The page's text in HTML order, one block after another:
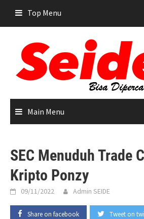
content
Top Menu
Main Menu
SEC Menuduh Trade
Kripto Ponzy
09/11/2022 Admin SEIDE
Share on facebook Tweet on